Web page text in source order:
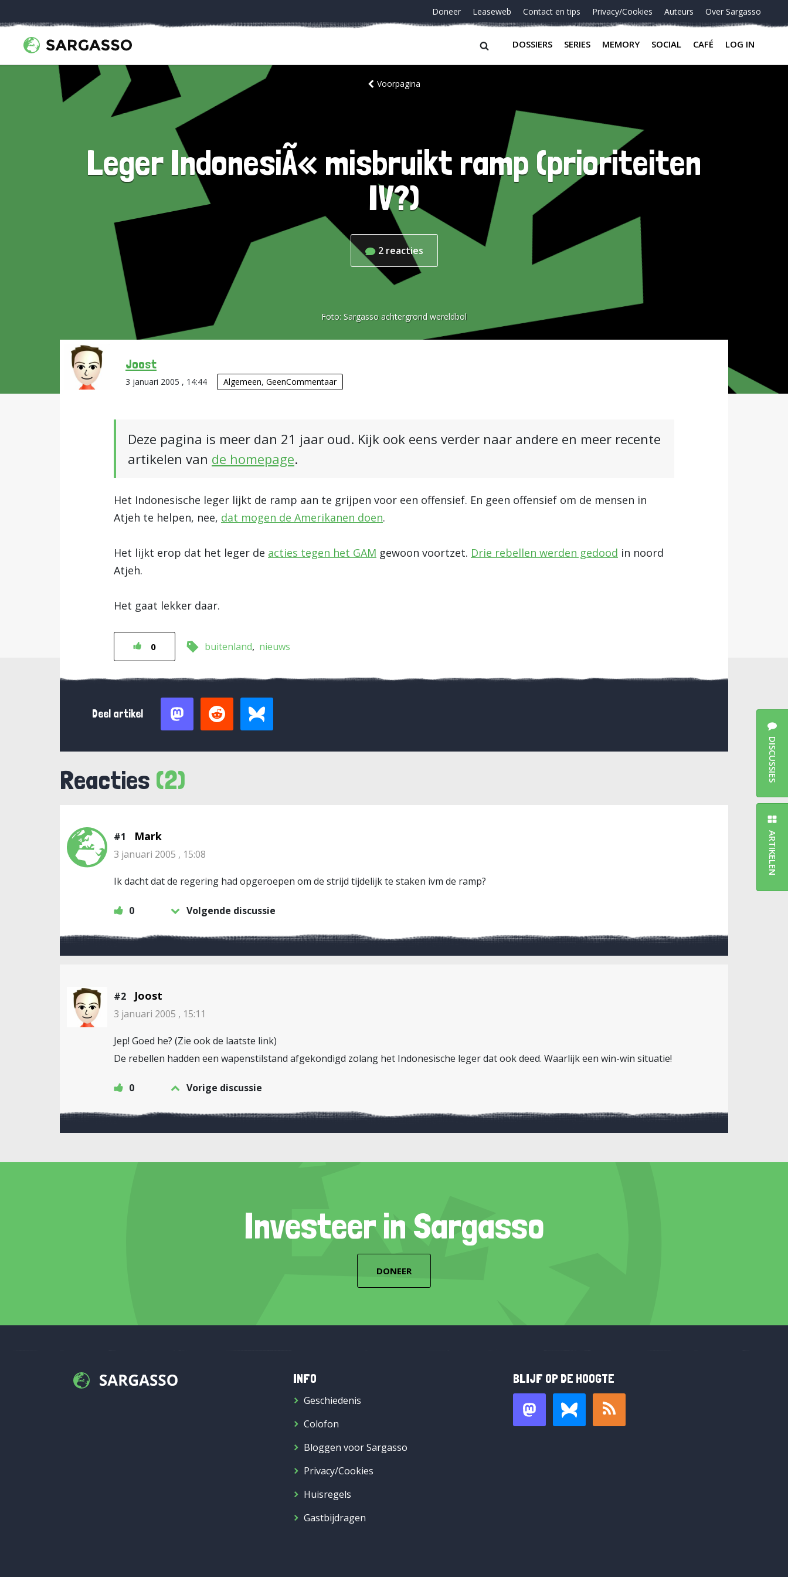
Doneer Leaseweb Contact en tips Privacy/Cookies Auteurs Over Sargasso
DOSSIERS SERIES MEMORY SOCIAL CAFÉ LOG IN
Voorpagina
Leger IndonesiÃ« misbruikt ramp (prioriteiten
IV?)
2 reacties
Foto: Sargasso achtergrond wereldbol
Joost
3 januari 2005 , 14:44 Algemeen, GeenCommentaar
Deze pagina is meer dan 21 jaar oud. Kijk ook eens verder naar andere en meer recente
artikelen van de homepage.
Het Indonesische leger lijkt de ramp aan te grijpen voor een offensief. En geen offensief om de mensen in
Atjeh te helpen, nee, dat mogen de Amerikanen doen.
Het lijkt erop dat het leger de acties tegen het GAM gewoon voortzet. Drie rebellen werden gedood in noord
Atjeh.
Het gaat lekker daar.
0 buitenland nieuws
Deel artikel
Reacties (2)
#1 Mark
3 januari 2005 , 15:08
Ik dacht dat de regering had opgeroepen om de strijd tijdelijk te staken ivm de ramp?
0 Volgende discussie
#2 Joost
3 januari 2005 , 15:11
Jep! Goed he? (Zie ook de laatste link)
De rebellen hadden een wapenstilstand afgekondigd zolang het Indonesische leger dat ook deed. Waarlijk een win-win situatie!
0 Vorige discussie
Investeer in Sargasso
DONEER
INFO
Geschiedenis
Colofon
Bloggen voor Sargasso
Privacy/Cookies
Huisregels
Gastbijdragen
BLIJF OP DE HOOGTE
DISCUSSIES
ARTIKELEN